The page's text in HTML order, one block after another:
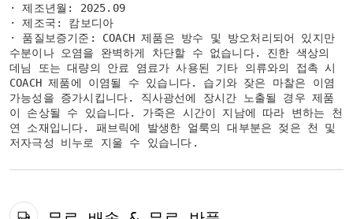
· 제조년월: 2025.09
· 제조국: 캄보디아
· 품질보증기준: COACH 제품은 방수 및 방오처리되어 있지만
수분이나 오염을 완벽하게 차단할 수 없습니다. 진한 색상의
데님 또는 대량의 안료 염료가 사용된 기타 의류와의 접촉 시
COACH 제품에 이염될 수 있습니다. 습기와 잦은 마찰은 이염
가능성을 증가시킵니다. 직사광선에 장시간 노출될 경우 제품
이 손상될 수 있습니다. 가죽은 시간이 지남에 따라 변하는 천
연 소재입니다. 패브릭에 발생한 얼룩의 대부분은 젖은 천 및
저자극성 비누로 지울 수 있습니다.